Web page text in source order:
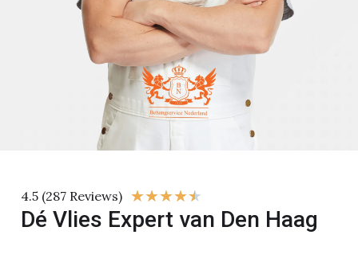
4.5 (287 Reviews) ★★★★★
Dé Vlies Expert van Den Haag